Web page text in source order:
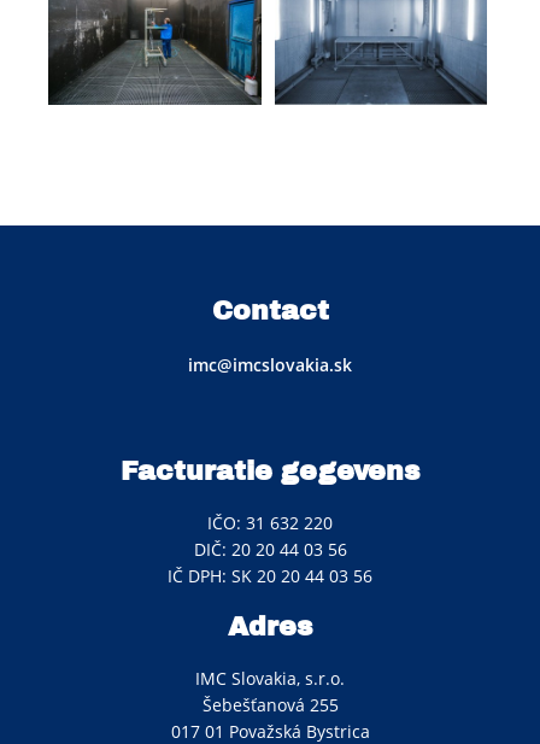
Contact
imc@imcslovakia.sk
Facturatie gegevens
IČO: 31 632 220
DIČ: 20 20 44 03 56
IČ DPH: SK 20 20 44 03 56
Adres
IMC Slovakia, s.r.o.
Šebešťanová 255
017 01 Považská Bystrica